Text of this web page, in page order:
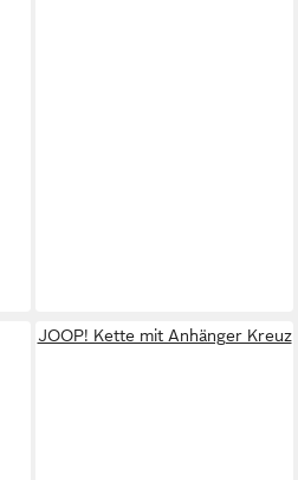
JOOP! Kette mit Anhänger Kreuz